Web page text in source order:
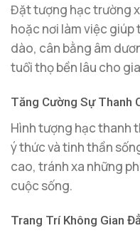
Đặt tượng hạc trường
hoặc nơi làm việc
dào, cân bằng âm
tuổi thọ bền lâu cho
Tăng Cường Sự Thanh
Hình tượng hạc thanh
ý thức và tinh thần
cao, tránh xa những
cuộc sống.
Trang Trí Không Gian